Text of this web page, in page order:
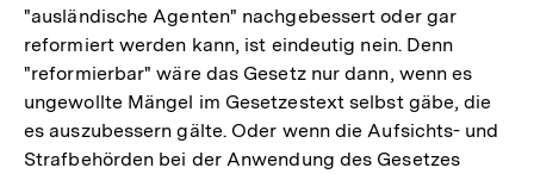
"ausländische Agenten" nachgebessert oder gar
reformiert werden kann, ist eindeutig nein. Denn
"reformierbar" wäre das Gesetz nur dann, wenn es
ungewollte Mängel im Gesetzestext selbst gäbe, die
es auszubessern gälte. Oder wenn die Aufsichts- und
Strafbehörden bei der Anwendung des Gesetzes